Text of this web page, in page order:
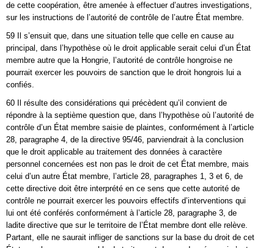
de cette coopération, être amenée à effectuer d’autres investigations,
sur les instructions de l’autorité de contrôle de l’autre État membre.
59 Il s’ensuit que, dans une situation telle que celle en cause au
principal, dans l’hypothèse où le droit applicable serait celui d’un État
membre autre que la Hongrie, l’autorité de contrôle hongroise ne
pourrait exercer les pouvoirs de sanction que le droit hongrois lui a
confiés.
60 Il résulte des considérations qui précèdent qu’il convient de
répondre à la septième question que, dans l’hypothèse où l’autorité de
contrôle d’un État membre saisie de plaintes, conformément à l’article
28, paragraphe 4, de la directive 95/46, parviendrait à la conclusion
que le droit applicable au traitement des données à caractère
personnel concernées est non pas le droit de cet État membre, mais
celui d’un autre État membre, l’article 28, paragraphes 1, 3 et 6, de
cette directive doit être interprété en ce sens que cette autorité de
contrôle ne pourrait exercer les pouvoirs effectifs d’interventions qui
lui ont été conférés conformément à l’article 28, paragraphe 3, de
ladite directive que sur le territoire de l’État membre dont elle relève.
Partant, elle ne saurait infliger de sanctions sur la base du droit de cet